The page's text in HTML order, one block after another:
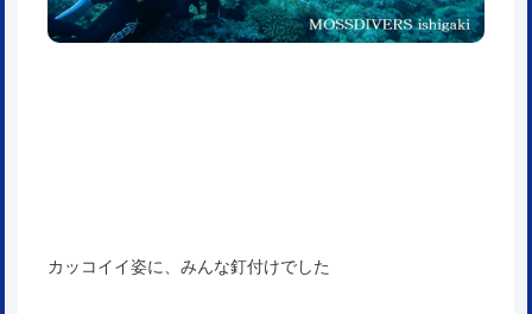
カッコイイ姿に、みんな釘付けでした